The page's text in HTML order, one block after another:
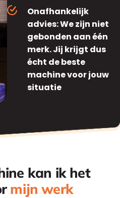
Onafhankelijk
advies: We zijn niet
gebonden aan één
merk. Jij krijgt dus
écht de beste
machine voor jouw
situatie
kan ik het
mijn werk